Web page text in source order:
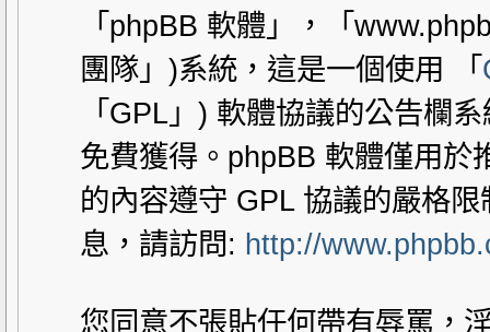
「phpBB 軟體」，「
團隊」)系統，這是一個使用 「
「GPL」) 軟體協議的公告欄
免費獲得。phpBB 軟體僅用於
的內容遵守 GPL 協議的嚴格
息，請訪問: http://
您同意不張貼任何帶有辱罵，